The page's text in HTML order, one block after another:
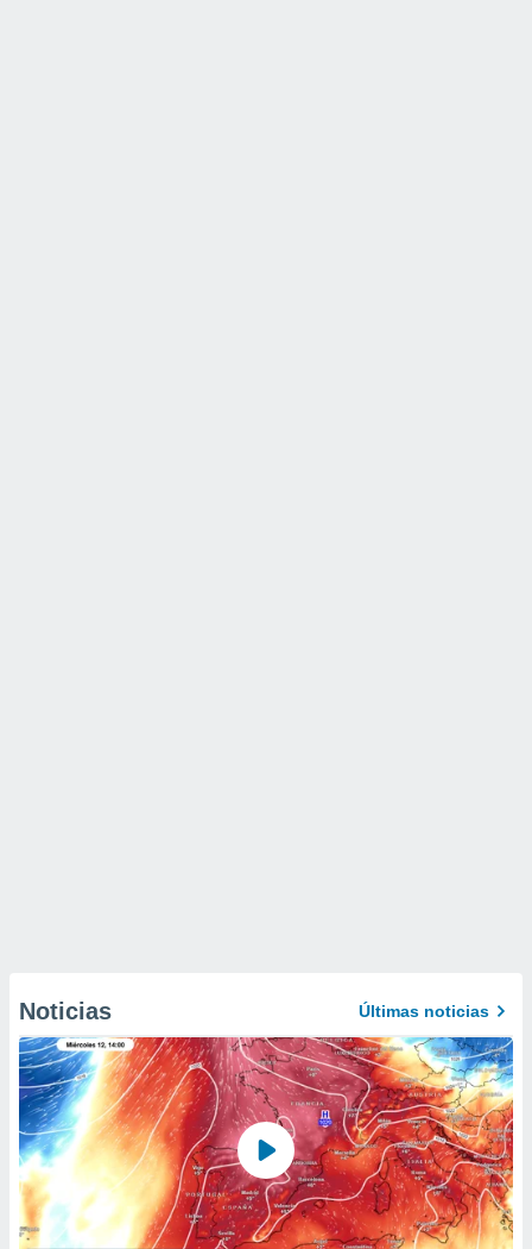
Noticias Últimas noticias